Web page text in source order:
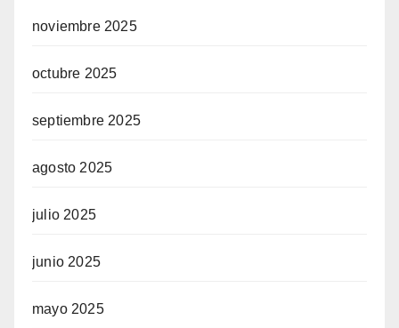
noviembre 2025
octubre 2025
septiembre 2025
agosto 2025
julio 2025
junio 2025
mayo 2025